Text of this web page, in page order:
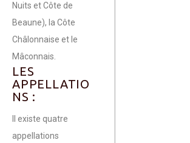
Nuits et Côte de
Beaune), la Côte
Châlonnaise et le
Mâconnais.
LES
APPELLATIO
NS :
Il existe quatre
appellations